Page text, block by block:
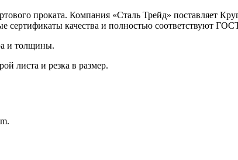
проката. Компания «Сталь Трейд» поставляет
сертификаты качества и полностью соответствуют
и толщины.
листа и резка в размер.